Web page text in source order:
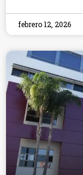
febrero 12, 2026